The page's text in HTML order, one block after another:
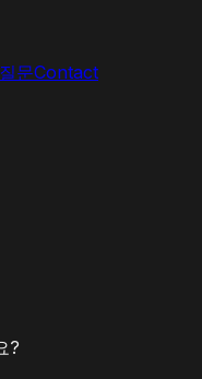
문Contact
?